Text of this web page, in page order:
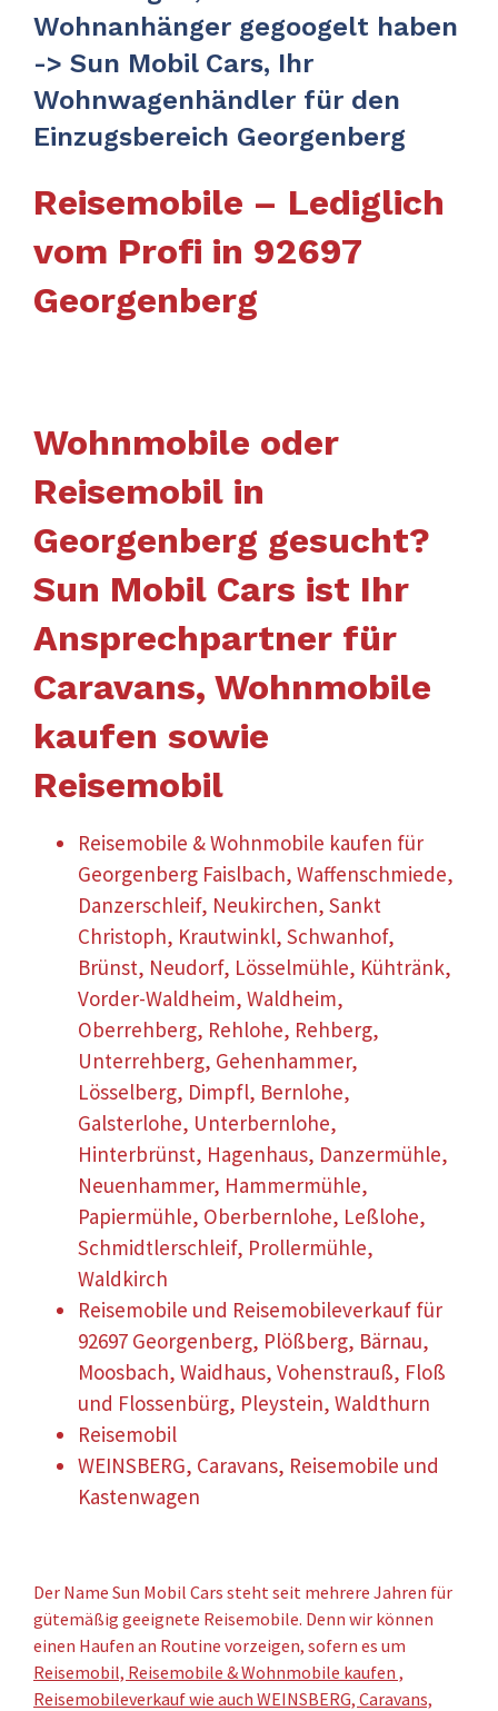
Wohnanhänger gegoogelt haben
-> Sun Mobil Cars, Ihr
Wohnwagenhändler für den
Einzugsbereich Georgenberg
Reisemobile – Lediglich
vom Profi in 92697
Georgenberg
Wohnmobile oder
Reisemobil in
Georgenberg gesucht?
Sun Mobil Cars ist Ihr
Ansprechpartner für
Caravans, Wohnmobile
kaufen sowie
Reisemobil
Reisemobile & Wohnmobile kaufen für
Georgenberg Faislbach, Waffenschmiede,
Danzerschleif, Neukirchen, Sankt
Christoph, Krautwinkl, Schwanhof,
Brünst, Neudorf, Lösselmühle, Kühtränk,
Vorder-Waldheim, Waldheim,
Oberrehberg, Rehlohe, Rehberg,
Unterrehberg, Gehenhammer,
Lösselberg, Dimpfl, Bernlohe,
Galsterlohe, Unterbernlohe,
Hinterbrünst, Hagenhaus, Danzermühle,
Neuenhammer, Hammermühle,
Papiermühle, Oberbernlohe, Leßlohe,
Schmidtlerschleif, Prollermühle,
Waldkirch
Reisemobile und Reisemobileverkauf für
92697 Georgenberg, Plößberg, Bärnau,
Moosbach, Waidhaus, Vohenstrauß, Floß
und Flossenbürg, Pleystein, Waldthurn
Reisemobil
WEINSBERG, Caravans, Reisemobile und
Kastenwagen
Der Name Sun Mobil Cars steht seit mehrere Jahren für
gütemäßig geeignete Reisemobile. Denn wir können
einen Haufen an Routine vorzeigen, sofern es um
Reisemobil, Reisemobile & Wohnmobile kaufen ,
Reisemobileverkauf wie auch WEINSBERG, Caravans,